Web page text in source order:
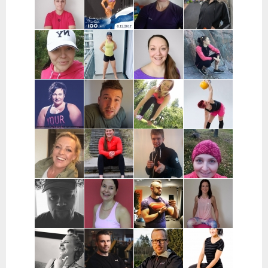
Uusimaa
Turku
Samuli Lätti |
Oulu
Agnieszka
Jonczyk |
Hämeenlinna
Anu Keskitalo
| Oulu
Heta Kurko |
Jyväskylä,
Vaajakoski
Päivi Griffin |
Jyväskylä,
Muurame,
Äänekoski
Sinnasport |
Helsinki,
Espoo, Turku,
Raisio,
Naantali
Annina Kaija |
Helsinki,
Espoo, Vantaa
Jaana Wuoma
| Helsinki,
Espoo, Vantaa
Riikka Harjula
| Tampere,
Nokia
Jani Rantala |
Turku,
Naantali,
Raisio
Hanne
Tuominiemi |
Vantaa,
pääkaupunkiseutu
Sari Dahlsten
| Pohjanmaa
Anette Huila |
Turku,
Kaarina,
Raisio,
Parainen
Amanda Silver |
Tuusula,
pääkaupunkiseutu
Arttu
Pakkanen |
Kouvola ja
lähialueet
Katja Kataja |
Laitila,
Uusikaupunki,
Mynämäki
Janne Mattila
Tiina Ekman |
Tampere,
Kangasala,
Pirkanmaa
Tommi Juvenius |
Pääkaupunkiseutu,
Etävalmennus
Personal
Trainer Rauna
Poutanen |
Tampere,